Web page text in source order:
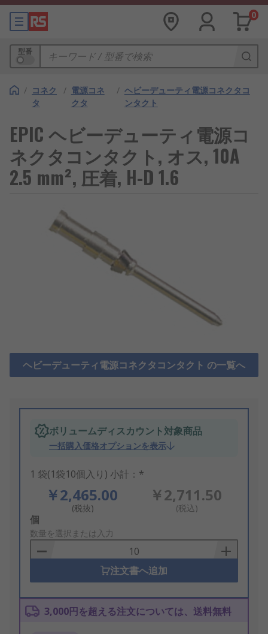
0
型番
/ コネク
タ
/ 電源コネ
クタ
/ ヘビーデューティ電源コネクタコ
ンタクト
EPIC ヘビーデューティ電源コ
ネクタコンタクト, オス, 10A
2.5 mm², 圧着, H-D 1.6
ヘビーデューティ電源コネクタコンタクト の一覧へ
ボリュームディスカウント対象商品
一括購入価格オプションを表示
1 袋(1袋10個入り) 小計：*
￥2,465.00
(税抜)
￥2,711.50
(税込)
Add
to
Basket
個
数量を選択または入力
注文書へ追加
3,000円を超える注文については、送料無料